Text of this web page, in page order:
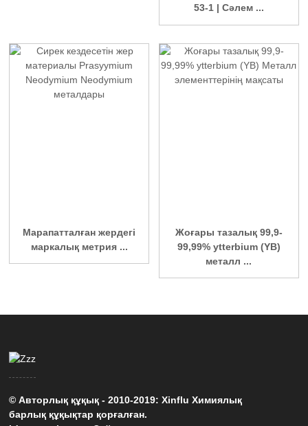
53-1 | Сәлем ...
Марапатталған жердегі
маркалық метрия ...
Жоғары тазалық 99,9-
99,99% ytterbium (YB)
металл ...
© Авторлық құқық - 2010-2019: Xinflu Химиялық
барлық құқықтар қорғалған.